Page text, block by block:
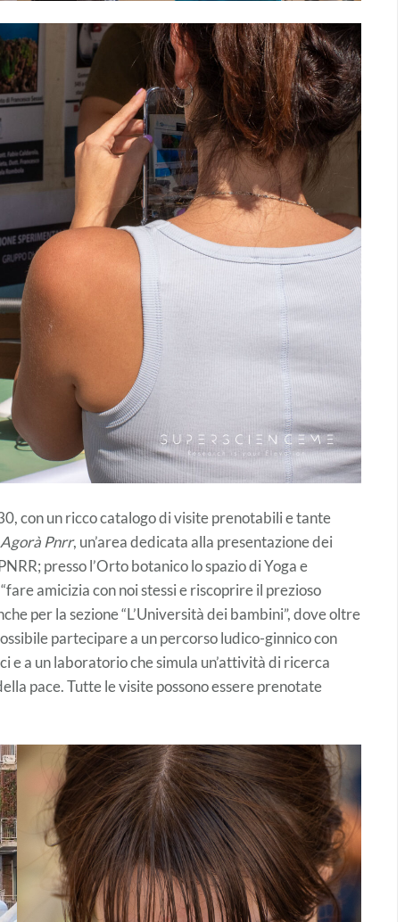
con un ricco catalogo di visite prenotabili e tante
Agorà Pnrr, un’area dedicata alla presentazione dei
presso l’Orto botanico lo spazio di Yoga e
amicizia con noi stessi e riscoprire il prezioso
per la sezione “L’Università dei bambini”, dove oltre
partecipare a un percorso ludico-ginnico con
e a un laboratorio che simula un’attività di ricerca
pace. Tutte le visite possono essere prenotate